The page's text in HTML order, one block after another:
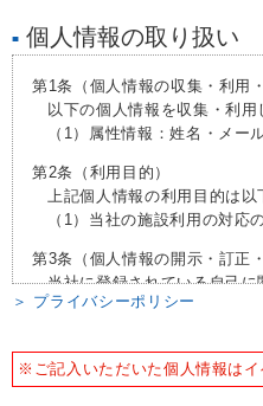
■ 個人情報の取り扱い
第1条（個人情報の収集・利用
以下の個人情報を収集・利用
（1）属性情報：姓名・メー
第2条（利用目的）
上記個人情報の利用目的は以
（1）当社の施設利用の対応
第3条（個人情報の開示・訂正
当社に登録されている自己
但し、当社又は第三者の営
情報については、当社は開
第4条（任意性および不同意の
＞ プライバシーポリシー
※ご記入いただいた個人情報はイ